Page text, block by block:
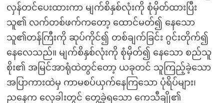
လှန်တင်ပေးထားကာ မျက်စိနှစ်လုံးကို စုံမှိတ်ထားပြီး
သူ၏ လက်တစ်ဖက်ကတော့ ထောင်မတ်၍ နေသော
သူ၏တန်ကြီးကို ဆုပ်ကိုင်၍ တစ်ချက်ခြင်း ဂွင်းတိုက်၍
နေလေသည်။ မျက်စိနှစ်လုံးကို စုံမှိတ်၍ နေသော စည်သူ
စိုး၏ အမြင်အာရုံထဲတွင်တော့ ယခုတင် သူကြည့်ခဲ့သော
အပြာကားထဲမှ ကာမစပ်ယှက်နေကြသော ပုံရိပ်များ၊
ညနေက လှေခါးတွင် တွေ့ခဲ့ရသော ကေသီချို၏